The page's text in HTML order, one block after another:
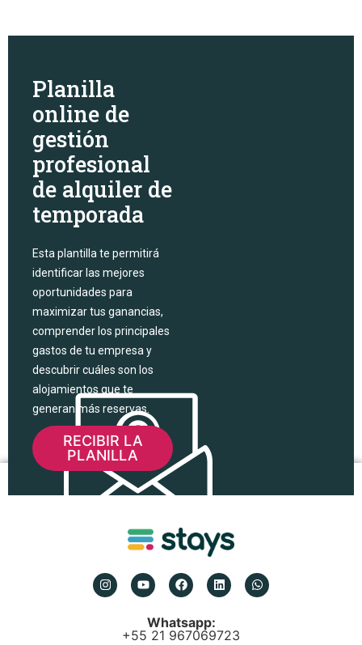
Planilla
online de
gestión
profesional
de alquiler de
temporada
Esta plantilla te permitirá
identificar las mejores
oportunidades para
maximizar tus ganancias,
comprender los principales
gastos de tu empresa y
descubrir cuáles son los
alojamientos que te
generan más reservas.
RECIBIR LA
PLANILLA
Whatsapp:
+55 21 967069723